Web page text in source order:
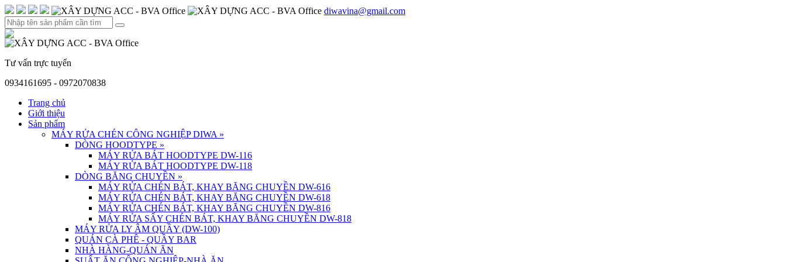
diwavina@gmail.com
Tư vấn trực tuyến
0934161695 - 0972070838
Trang chủ
Giới thiệu
Sản phẩm
MÁY RỬA CHÉN CÔNG NGHIỆP DIWA »
DÒNG HOODTYPE »
MÁY RỬA BÁT HOODTYPE DW-116
MÁY RỬA BÁT HOODTYPE DW-118
DÒNG BĂNG CHUYỀN »
MÁY RỬA CHÉN BÁT, KHAY BĂNG CHUYỀN DW-616
MÁY RỬA CHÉN BÁT, KHAY BĂNG CHUYỀN DW-618
MÁY RỬA CHÉN BÁT, KHAY BĂNG CHUYỀN DW-816
MÁY RỬA SẤY CHÉN BÁT, KHAY BĂNG CHUYỀN DW-818
MÁY RỬA LY ÂM QUẦY (DW-100)
QUÁN CÀ PHÊ - QUẦY BAR
NHÀ HÀNG-QUÁN ĂN